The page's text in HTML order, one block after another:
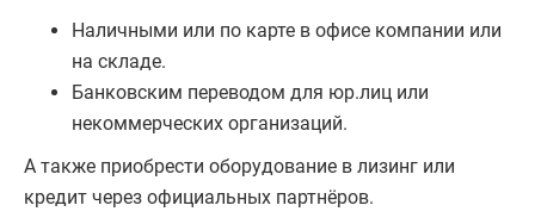
Наличными или по карте в офисе компании или
на складе.
Банковским переводом для юр.лиц или
некоммерческих организаций.
А также приобрести оборудование в лизинг или
кредит через официальных партнёров.